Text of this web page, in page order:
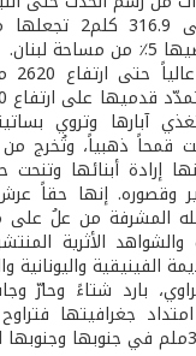
مساحتها البالغة
آبارها وتروي
قمحاً ذهبياً، وتُخرج
إرادة أبنائها وتنحت
وقصوره. إنها حقاً
المشرفة من علُ
الأثرية
واليونانية
بارد شتاءً وحارّ